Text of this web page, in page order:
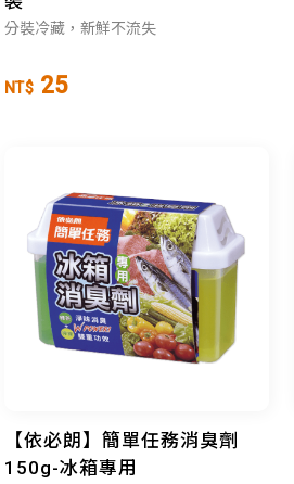
分裝冷藏，新鮮不流失
NT$ 25
【依必朗】簡單任務消臭劑
150g-冰箱專用